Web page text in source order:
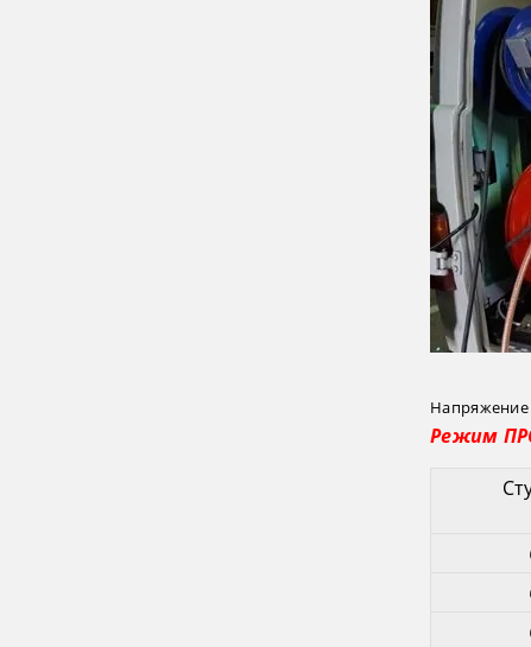
Напряжение
Режим